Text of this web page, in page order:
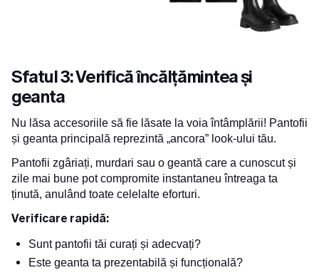
Sfatul 3: Verifică încălțămintea și
geanta
Nu lăsa accesoriile să fie lăsate la voia întâmplării! Pantofii
și geanta principală reprezintă „ancora” look-ului tău.
Pantofii zgâriați, murdari sau o geantă care a cunoscut și
zile mai bune pot compromite instantaneu întreaga ta
ținută, anulând toate celelalte eforturi.
Verificare rapidă:
Sunt pantofii tăi curați și adecvați?
Este geanta ta prezentabilă și funcțională?